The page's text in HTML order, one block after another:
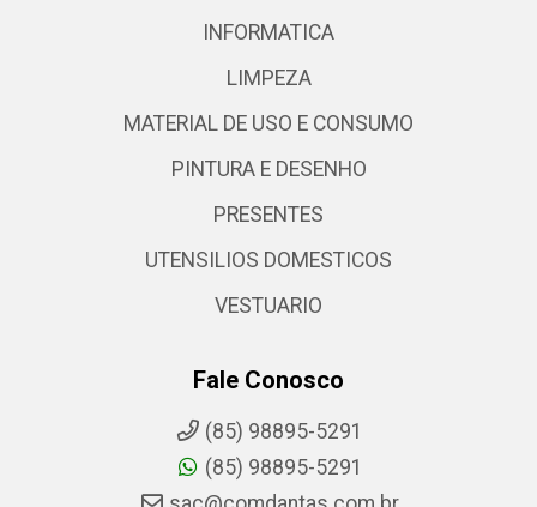
INFORMATICA
LIMPEZA
MATERIAL DE USO E CONSUMO
PINTURA E DESENHO
PRESENTES
UTENSILIOS DOMESTICOS
VESTUARIO
Fale Conosco
(85) 98895-5291
(85) 98895-5291